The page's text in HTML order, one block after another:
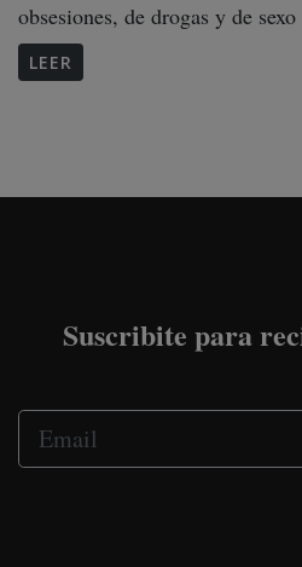
obsesiones, de drogas y de
LEER
Suscribite para